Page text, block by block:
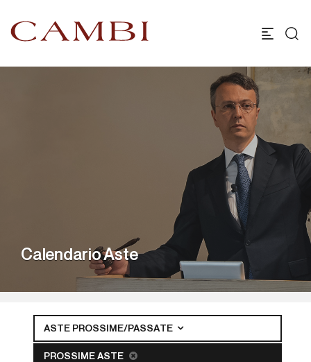
Calendario Aste
ASTE PROSSIME/PASSATE
PROSSIME ASTE